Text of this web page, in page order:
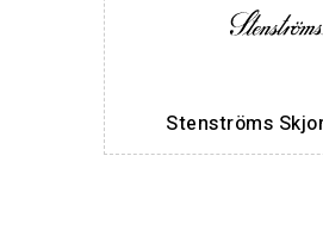
Stenströms